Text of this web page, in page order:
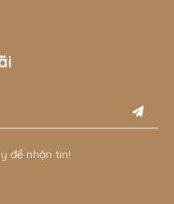
để nhận tin!